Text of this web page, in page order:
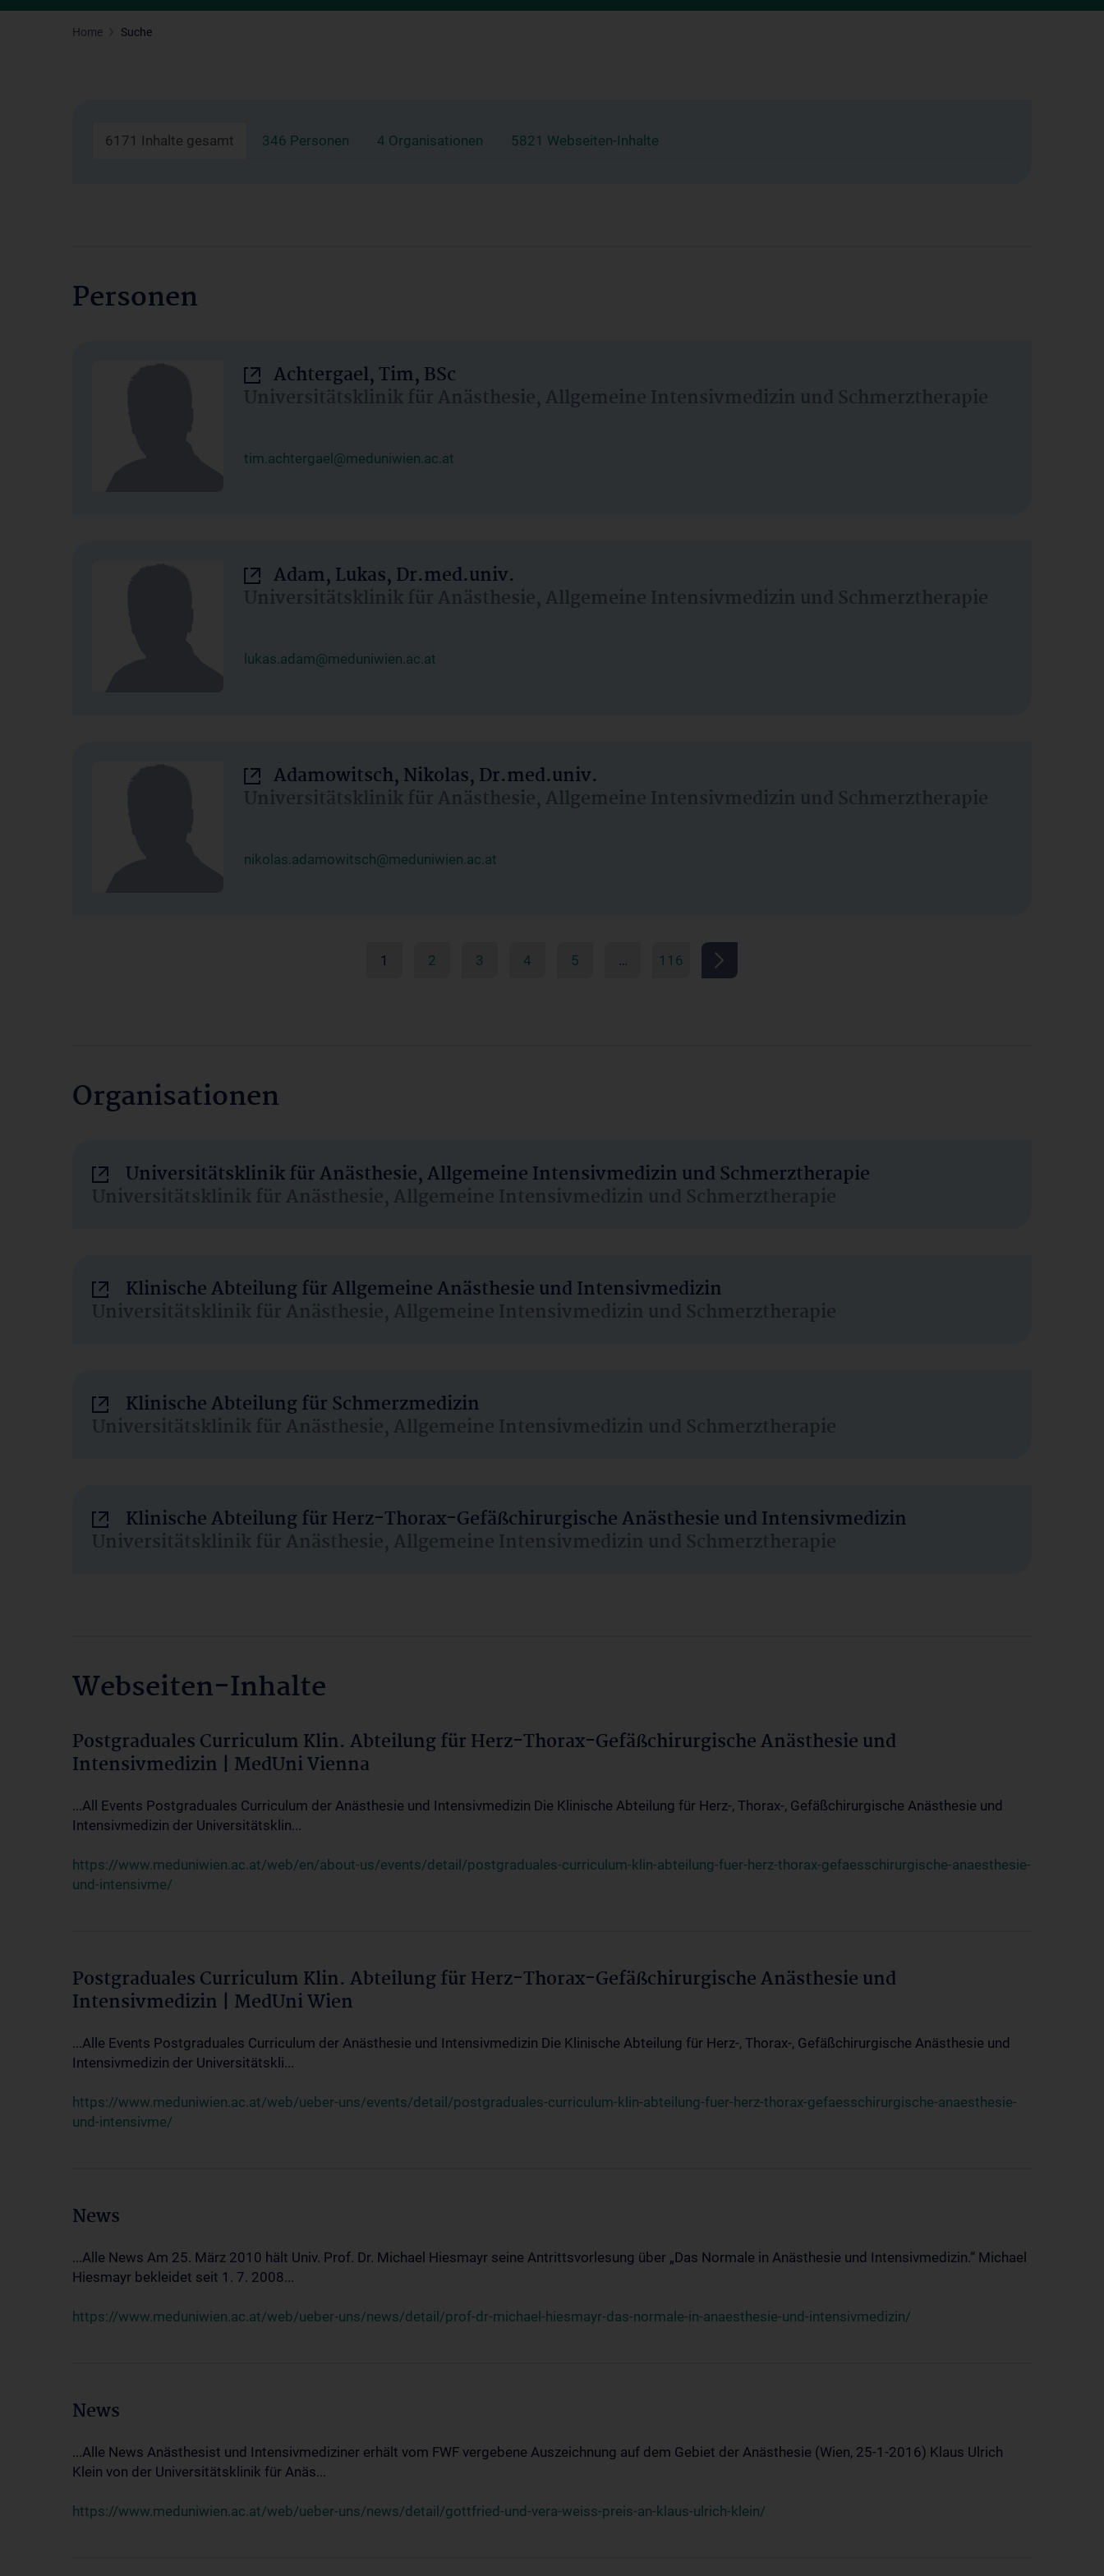
Home Suche
6171 Inhalte gesamt 346 Personen 4 Organisationen 5821 Webseiten-Inhalte
Personen
Achtergael, Tim, BSc
Universitätsklinik für Anästhesie, Allgemeine Intensivmedizin und Schmerztherapie
tim.achtergael@meduniwien.ac.at
Adam, Lukas, Dr.med.univ.
Universitätsklinik für Anästhesie, Allgemeine Intensivmedizin und Schmerztherapie
lukas.adam@meduniwien.ac.at
Adamowitsch, Nikolas, Dr.med.univ.
Universitätsklinik für Anästhesie, Allgemeine Intensivmedizin und Schmerztherapie
nikolas.adamowitsch@meduniwien.ac.at
1 2 3 4 5 … 116
Organisationen
Universitätsklinik für Anästhesie, Allgemeine Intensivmedizin und Schmerztherapie
Universitätsklinik für Anästhesie, Allgemeine Intensivmedizin und Schmerztherapie
Klinische Abteilung für Allgemeine Anästhesie und Intensivmedizin
Universitätsklinik für Anästhesie, Allgemeine Intensivmedizin und Schmerztherapie
Klinische Abteilung für Schmerzmedizin
Universitätsklinik für Anästhesie, Allgemeine Intensivmedizin und Schmerztherapie
Klinische Abteilung für Herz-Thorax-Gefäßchirurgische Anästhesie und Intensivmedizin
Universitätsklinik für Anästhesie, Allgemeine Intensivmedizin und Schmerztherapie
Webseiten-Inhalte
Postgraduales Curriculum Klin. Abteilung für Herz-Thorax-Gefäßchirurgische Anästhesie und
Intensivmedizin | MedUni Vienna
...All Events Postgraduales Curriculum der Anästhesie und Intensivmedizin Die Klinische Abteilung für Herz-, Thorax-, Gefäßchirurgische Anästhesie und
Intensivmedizin der Universitätsklin...
https://www.meduniwien.ac.at/web/en/about-us/events/detail/postgraduales-curriculum-klin-abteilung-fuer-herz-thorax-gefaesschirurgische-anaesthesie-
und-intensivme/
Postgraduales Curriculum Klin. Abteilung für Herz-Thorax-Gefäßchirurgische Anästhesie und
Intensivmedizin | MedUni Wien
...Alle Events Postgraduales Curriculum der Anästhesie und Intensivmedizin Die Klinische Abteilung für Herz-, Thorax-, Gefäßchirurgische Anästhesie und
Intensivmedizin der Universitätskli...
https://www.meduniwien.ac.at/web/ueber-uns/events/detail/postgraduales-curriculum-klin-abteilung-fuer-herz-thorax-gefaesschirurgische-anaesthesie-
und-intensivme/
News
...Alle News Am 25. März 2010 hält Univ. Prof. Dr. Michael Hiesmayr seine Antrittsvorlesung über „Das Normale in Anästhesie und Intensivmedizin.“ Michael
Hiesmayr bekleidet seit 1. 7. 2008...
https://www.meduniwien.ac.at/web/ueber-uns/news/detail/prof-dr-michael-hiesmayr-das-normale-in-anaesthesie-und-intensivmedizin/
News
...Alle News Anästhesist und Intensivmediziner erhält vom FWF vergebene Auszeichnung auf dem Gebiet der Anästhesie (Wien, 25-1-2016) Klaus Ulrich
Klein von der Universitätsklinik für Anäs...
https://www.meduniwien.ac.at/web/ueber-uns/news/detail/gottfried-und-vera-weiss-preis-an-klaus-ulrich-klein/